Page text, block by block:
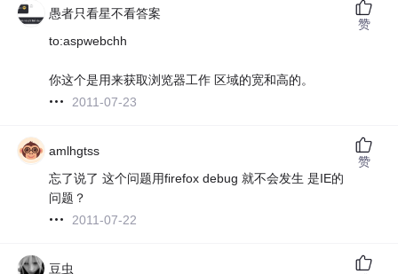
愚者只看星不看答案
to:aspwebchh
你这个是用来获取浏览器工作 区域的宽和高的。
2011-07-23
赞
amlhgtss
忘了说了 这个问题用firefox debug 就不会发生 是IE的
问题？
2011-07-22
赞
豆虫